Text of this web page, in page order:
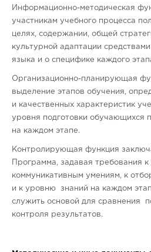
Информационно-методическая
участникам учебного процесса
целях, содержании, общей
культурной адаптации
языка и о специфике каждого
Организационно-планирующая
выделение этапов обучения,
и качественных характеристик
уровня подготовки обучающихся
на каждом этапе.
Контролирующая функция
Программа, задавая требования
коммуникативным умениям, к
и к уровню знаний на каждом
служить основой для сравнения
контроля результатов.